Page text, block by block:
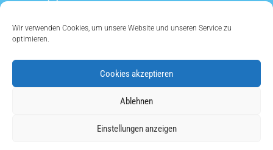
Wir verwenden Cookies, um unsere Website und unseren Service zu
optimieren.
Cookies akzeptieren
Ablehnen
Einstellungen anzeigen